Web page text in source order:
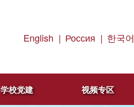
English | Россия | 한국어
学校党建 视频专区